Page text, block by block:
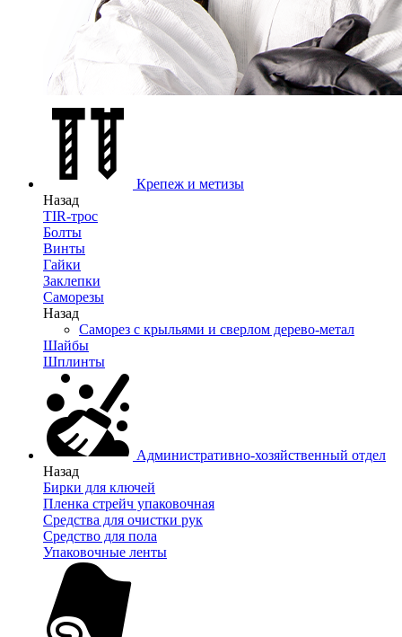
Крепеж и метизы
Назад
TIR-трос
Болты
Винты
Гайки
Заклепки
Саморезы
Назад
Саморез с крыльями и сверлом дерево-метал
Шайбы
Шплинты
Административно-хозяйственный отдел
Назад
Бирки для ключей
Пленка стрейч упаковочная
Средства для очистки рук
Средство для пола
Упаковочные ленты